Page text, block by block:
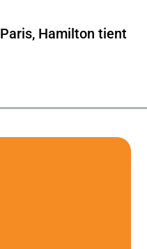
Hamilton tient